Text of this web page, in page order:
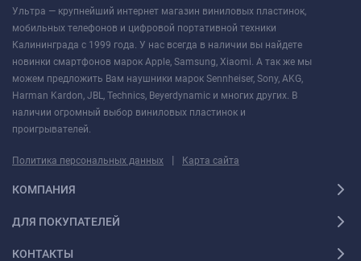
Ультра — крупнейший интернет магазин виниловых пластинок,
мобильных телефонов и цифровой портативной техники
Калининграда с 1999 года. У нас всегда в наличии вы найдете
новинки смартфонов марок Apple, Samsung, Xiaomi. А так же мы
можем предложить Вам наушники марок Sennheiser, Sony, AKG,
Harman Kardon, JBL, Technics, Beyerdynamic и многих других. В
наличии огромный выбор виниловых пластинок и
проигрывателей.
Политика персональных данных | Карта сайта
КОМПАНИЯ
ДЛЯ ПОКУПАТЕЛЕЙ
КОНТАКТЫ